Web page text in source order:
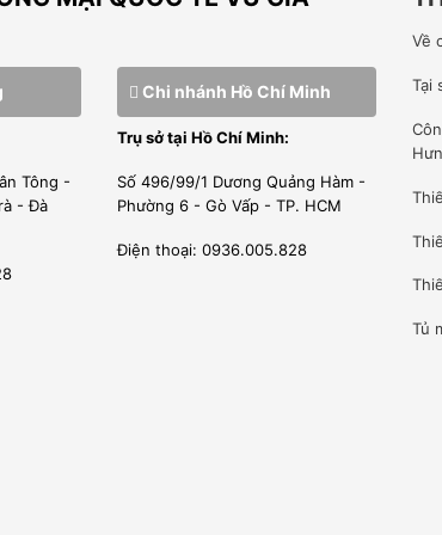
sinh nhất. Hệ thống tản nhiệt phía sau giúp bếp luôn
khẩu chất lượng cao, với hệ thống dây truyền sản
Tông -
- Đà
Chi nhánh Hồ Chí Minh
Trụ sở tại Hồ Chí Minh:
Số 496/99/1 Dương Quảng Hàm -
Phường 6 - Gò Vấp - TP. HCM
Điện thoại: 0936.005.828
Về
Tại
Tủ